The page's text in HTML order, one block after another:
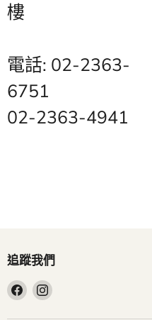
樓
電話: 02-2363-
6751
02-2363-4941
追蹤我們
在
Facebook
在